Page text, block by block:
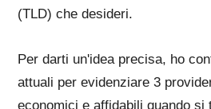
(TLD) che desideri.
Per darti un'idea precisa, ho
attuali per evidenziare 3
economici e affidabili quando si